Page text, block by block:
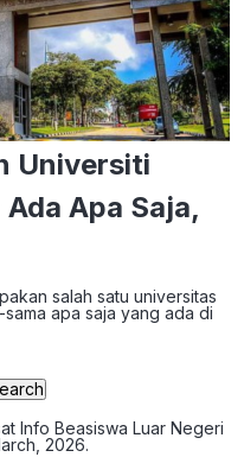
Universiti
Apa Saja,
salah satu universitas
apa saja yang ada di
Info Beasiswa Luar Negeri
2026.